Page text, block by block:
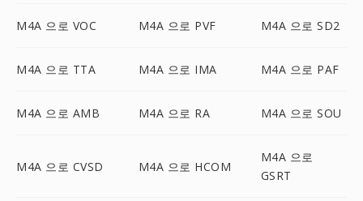
M4A 으로 VOC M4A 으로 PVF M4A 으로 SD2
M4A 으로 TTA M4A 으로 IMA M4A 으로 PAF
M4A 으로 AMB M4A 으로 RA M4A 으로 SOU
M4A 으로 CVSD M4A 으로 HCOM
M4A 으로
GSRT